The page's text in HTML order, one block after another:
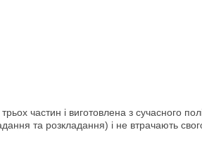
частин і виготовлена ​​з сучасного
та розкладання) і не втрачають